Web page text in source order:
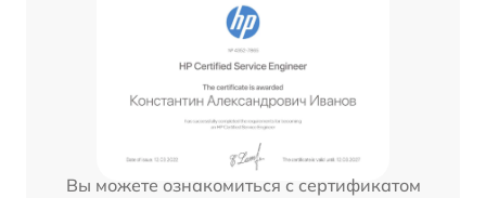
Вы можете ознакомиться с сертификатом